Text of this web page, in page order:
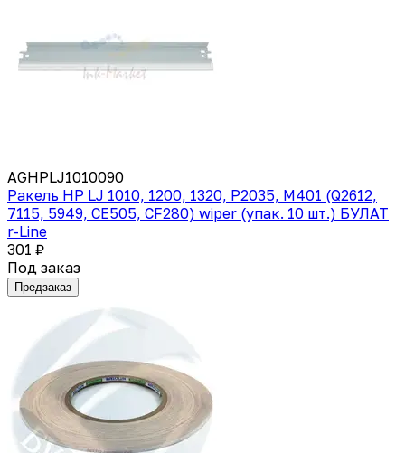
AGHPLJ1010090
Ракель HP LJ 1010, 1200, 1320, P2035, M401 (Q2612,
7115, 5949, CE505, CF280) wiper (упак. 10 шт.) БУЛАТ
r-Line
301 ₽
Под заказ
Предзаказ